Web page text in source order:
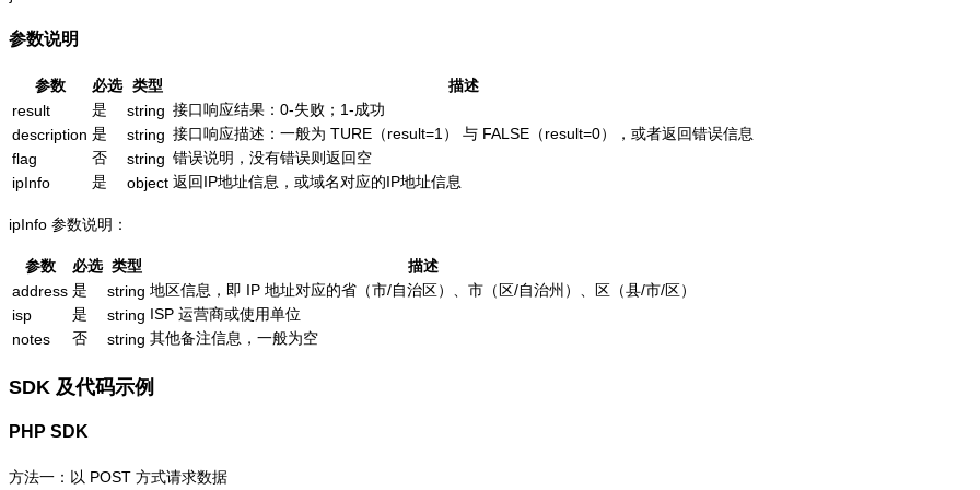
参数说明
参数 必选 类型
描述
result
是 string 接口响应结果：0-失败；1-成功
description 是 string 接口响应描述：一般为 TURE（result=1） 与 FALSE（result=0），或者返回错误信息
flag
否 string 错误说明，没有错误则返回空
ipInfo
是 object 返回IP地址信息，或域名对应的IP地址信息
ipInfo 参数说明：
参数 必选 类型
描述
address 是 string 地区信息，即 IP 地址对应的省（市/自治区）、市（区/自治州）、区（县/市/区）
isp
是 string ISP 运营商或使用单位
notes
否 string 其他备注信息，一般为空
SDK 及代码示例
PHP SDK
方法一：以 POST 方式请求数据